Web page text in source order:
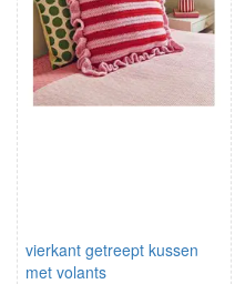
vierkant getreept kussen
met volants